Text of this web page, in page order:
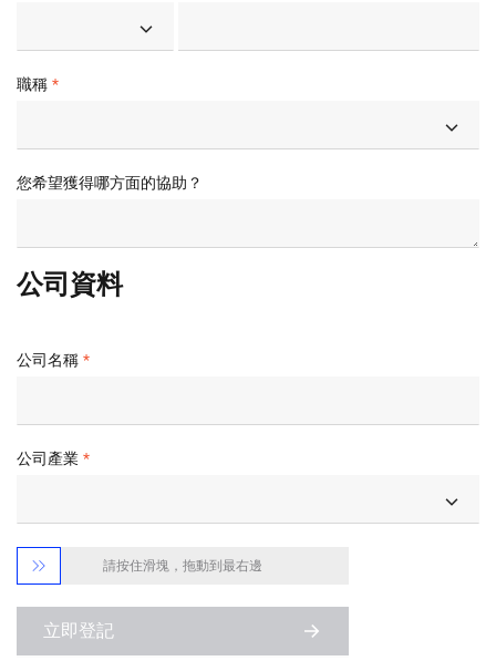
職稱
您希望獲得哪方面的協助？
公司資料
公司名稱
公司產業
 請按住滑塊，拖動到最右邊
立即登記